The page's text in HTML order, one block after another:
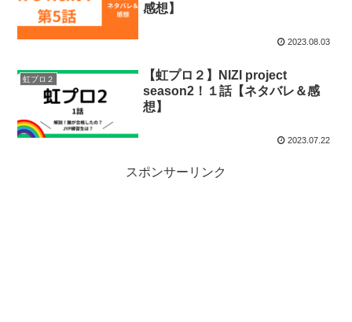
感想】
2023.08.03
虹プロ２
【虹プロ２】NIZI project
season2！１話【ネタバレ＆感
想】
2023.07.22
スポンサーリンク